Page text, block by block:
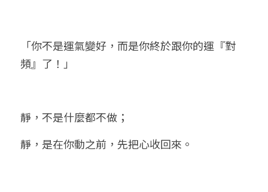
「你不是運氣變好，而是你終於跟你的運『對
頻』了！」
靜，不是什麼都不做；
靜，是在你動之前，先把心收回來。